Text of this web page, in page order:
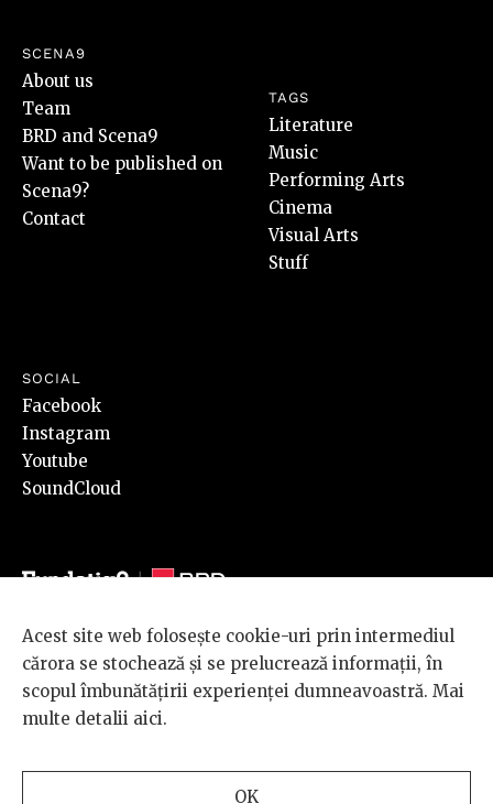
SCENA9
About us
Team
BRD and Scena9
Want to be published on
Scena9?
Contact
TAGS
Literature
Music
Performing Arts
Cinema
Visual Arts
Stuff
SOCIAL
Facebook
Instagram
Youtube
SoundCloud
© 2026 BRD Groupe Société Générale, toate drepturile rezervate.
Scena 9 este un proiect sustinut de
BRD GROUPE SOCIÉTÉ
GÉNÉRALE
Acest site web folosește cookie-uri prin intermediul
cărora se stochează și se prelucrează informații, în
scopul îmbunătățirii experienței dumneavoastră. Mai
multe detalii aici.
OK